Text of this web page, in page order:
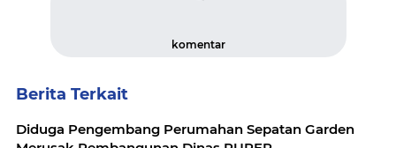
komentar
Berita Terkait
Diduga Pengembang Perumahan Sepatan Garden